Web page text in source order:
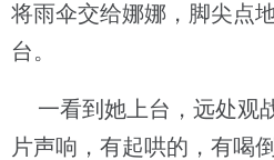
将雨伞交给娜娜，脚尖点
台。
一看到她上台，远处观
片声响，有起哄的，有喝